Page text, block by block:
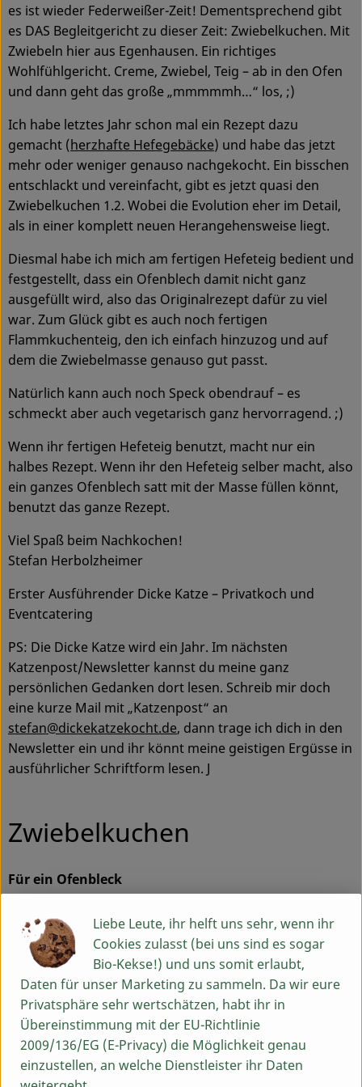
Ökokisten
Obst & Gemüse
Kühltheke
Backwaren
Haltbares
Getränke
Drogerie
So geht's
Über uns
Blog & Aktuelles
Service
es ist wieder Federweißer-Zeit! Dementsprechend gibt
es DAS Begleitgericht zu dieser Zeit: Zwiebelkuchen. Mit
Zwiebeln hier aus Egenhausen. Ein richtiges
Wohlfühlgericht. Creme, Zwiebel, Teig – ab in den Ofen
und dann geht das große „mmmmmh…“ los, ;)
Ich habe letztes Jahr schon mal ein Rezept dazu
gemacht (herzhafte Hefegebäcke) und habe das jetzt
mehr oder weniger genauso nachgekocht. Ein bisschen
entschlackt und vereinfacht, gibt es jetzt quasi den
Zwiebelkuchen 1.2. Wobei die Evolution eher im Detail,
als in einer komplett neuen Herangehensweise liegt.
Diesmal habe ich mich am fertigen Hefeteig bedient und
festgestellt, dass ein Ofenblech damit nicht ganz
ausgefüllt wird, also das Originalrezept dafür zu viel
war. Zum Glück gibt es auch noch fertigen
Flammkuchenteig, den ich einfach hinzuzog und auf
dem die Zwiebelmasse genauso gut passt.
Natürlich kann auch noch Speck obendrauf – es
schmeckt aber auch vegetarisch ganz hervorragend. ;)
Wenn ihr fertigen Hefeteig benutzt, macht nur ein
halbes Rezept. Wenn ihr den Hefeteig selber macht, also
ein ganzes Ofenblech satt mit der Masse füllen könnt,
benutzt das ganze Rezept.
Viel Spaß beim Nachkochen!
Stefan Herbolzheimer
Erster Ausführender Dicke Katze – Privatkoch und
Eventcatering
PS: Die Dicke Katze wird ein Jahr. Im nächsten
Katzenpost/Newsletter kannst du meine ganz
persönlichen Gedanken dort lesen. Schreib mir doch
eine kurze Mail mit „Katzenpost“ an
stefan@dickekatzekocht.de, dann trage ich dich in den
Newsletter ein und ihr könnt meine geistigen Ergüsse in
ausführlicher Schriftform lesen. J
Zwiebelkuchen
Für ein Ofenbleck
3 Knoblauchzehen
1 Becher Sahne
150 g Creme fraiche
175 g Frischkäse
2 Eier
1 Packung geriebener Käse (150 g)
Salz, Pfeffer, Muskatnuss
Etwas Öl zum Anbraten
Liebe Leute, ihr helft uns sehr, wenn ihr
Cookies zulasst (bei uns sind es sogar
Bio-Kekse!) und uns somit erlaubt,
Daten für unser Marketing zu sammeln. Da wir eure
Privatsphäre sehr wertschätzen, habt ihr in
Übereinstimmung mit der EU-Richtlinie
2009/136/EG (E-Privacy) die Möglichkeit genau
einzustellen, an welche Dienstleister ihr Daten